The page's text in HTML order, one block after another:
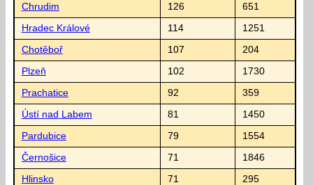
Chrudim 126 651
Hradec Králové 114 1251
Chotěboř 107 204
Plzeň 102 1730
Prachatice 92 359
Ústí nad Labem 81 1450
Pardubice 79 1554
Černošice 71 1846
Hlinsko 71 295